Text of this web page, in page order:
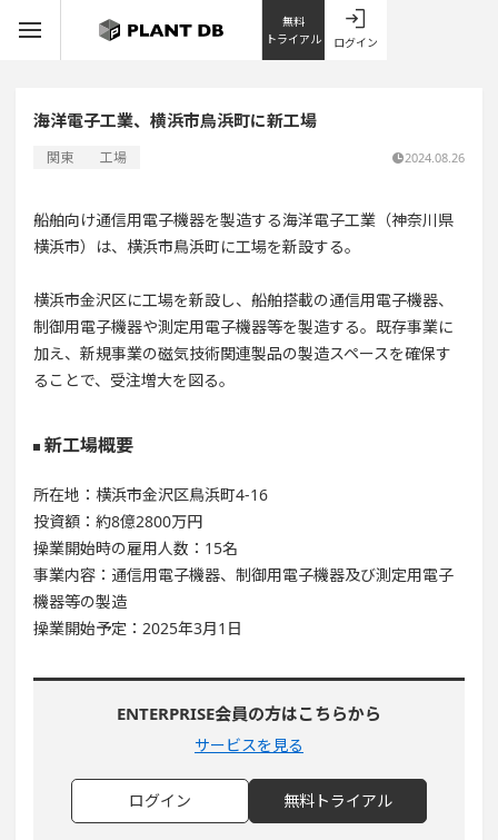
無料
トライアル
ログイン
海洋電子工業、横浜市鳥浜町に新工場
関東 工場 2024.08.26
船舶向け通信用電子機器を製造する海洋電子工業（神奈川県
横浜市）は、横浜市鳥浜町に工場を新設する。
横浜市金沢区に工場を新設し、船舶搭載の通信用電子機器、
制御用電子機器や測定用電子機器等を製造する。既存事業に
加え、新規事業の磁気技術関連製品の製造スペースを確保す
ることで、受注増大を図る。
新工場概要
所在地：横浜市金沢区鳥浜町4-16
投資額：約8億2800万円
操業開始時の雇用人数：15名
事業内容：通信用電子機器、制御用電子機器及び測定用電子
機器等の製造
操業開始予定：2025年3月1日
ENTERPRISE会員の方はこちらから
サービスを見る
ログイン 無料トライアル